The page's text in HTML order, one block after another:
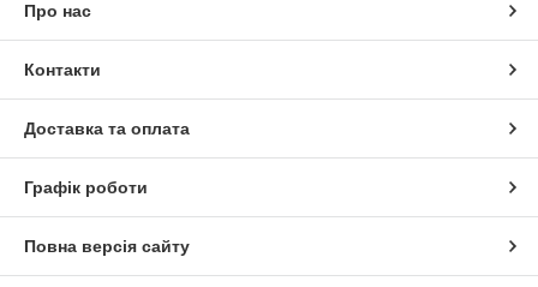
Про нас
Контакти
Доставка та оплата
Графік роботи
Повна версія сайту